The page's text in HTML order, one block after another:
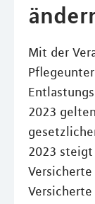
Mit der
2023
2023